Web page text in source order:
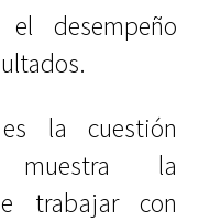
desempeño
la cuestión
muestra la
trabajar con